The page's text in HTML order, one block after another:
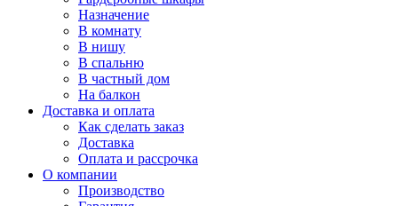
Назначение
В комнату
В нишу
В спальню
В частный дом
На балкон
Доставка и оплата
Как сделать заказ
Доставка
Оплата и рассрочка
О компании
Производство